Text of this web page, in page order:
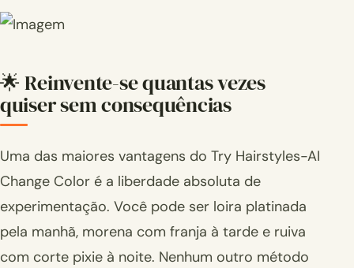
🌟 Reinvente-se quantas vezes
quiser sem consequências
Uma das maiores vantagens do Try Hairstyles-AI
Change Color é a liberdade absoluta de
experimentação. Você pode ser loira platinada
pela manhã, morena com franja à tarde e ruiva
com corte pixie à noite. Nenhum outro método